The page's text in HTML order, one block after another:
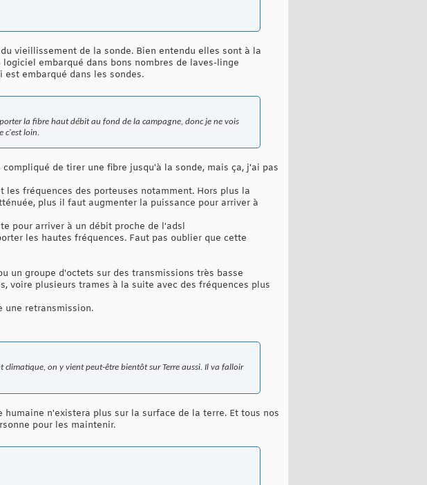
vieillissement de la sonde. Bien entendu elles sont à la
embarqué dans bons nombres de laves-linge
embarqué dans les sondes.
la fibre haut débit au fond de la campagne, donc je ne vois
c'est loin.
de tirer une fibre jusqu'à la sonde, mais ça, j'ai pas
fréquences des porteuses notamment. Hors plus la
plus il faut augmenter la puissance pour arriver à
pour arriver à un débit proche de l'adsl
les hautes fréquences. Faut pas oublier que cette
un groupe d'octets sur des transmissions très basse
voire plusieurs trames à la suite avec des fréquences plus
une retransmission.
climatique, on y vient peut-être bientôt sur Terre aussi. Il va falloir
n'existera plus sur la surface de la terre. Et tous nos
pour les maintenir.